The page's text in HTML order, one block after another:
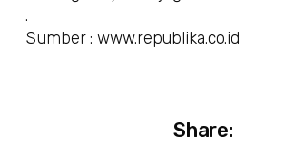
.
Sumber : www.republika.co.id
Share: